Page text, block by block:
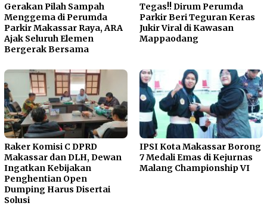
Gerakan Pilah Sampah
Menggema di Perumda
Parkir Makassar Raya, ARA
Ajak Seluruh Elemen
Bergerak Bersama
Tegas!! Dirum Perumda
Parkir Beri Teguran Keras
Jukir Viral di Kawasan
Mappaodang
Raker Komisi C DPRD
Makassar dan DLH, Dewan
Ingatkan Kebijakan
Penghentian Open
Dumping Harus Disertai
Solusi
IPSI Kota Makassar Borong
7 Medali Emas di Kejurnas
Malang Championship VI